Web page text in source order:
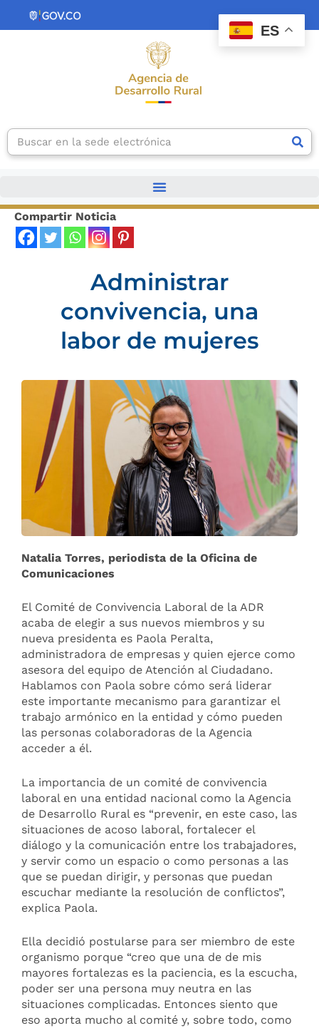
contenido
Search
Compartir Noticia
Administrar
convivencia, una
labor de mujeres
Natalia Torres, periodista de la Oficina de
Comunicaciones
El Comité de Convivencia Laboral de la ADR
acaba de elegir a sus nuevos miembros y su
nueva presidenta es Paola Peralta,
administradora de empresas y quien ejerce como
asesora del equipo de Atención al Ciudadano.
Hablamos con Paola sobre cómo será liderar
este importante mecanismo para garantizar el
trabajo armónico en la entidad y cómo pueden
las personas colaboradoras de la Agencia
acceder a él.
La importancia de un comité de convivencia
laboral en una entidad nacional como la Agencia
de Desarrollo Rural es “prevenir, en este caso, las
situaciones de acoso laboral, fortalecer el
diálogo y la comunicación entre los trabajadores,
y servir como un espacio o como personas a las
que se puedan dirigir, y personas que puedan
escuchar mediante la resolución de conflictos”,
explica Paola.
Ella decidió postularse para ser miembro de este
organismo porque “creo que una de de mis
mayores fortalezas es la paciencia, es la escucha,
poder ser una persona muy neutra en las
situaciones complicadas. Entonces siento que
eso aporta mucho al comité y, sobre todo, como
ES